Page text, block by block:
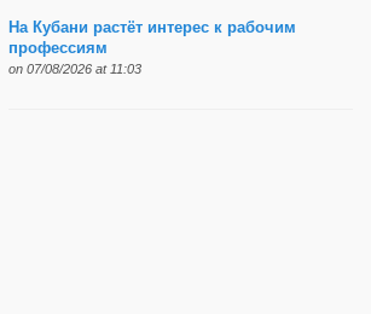
На Кубани растёт интерес к рабочим
профессиям
on 07/08/2026 at 11:03